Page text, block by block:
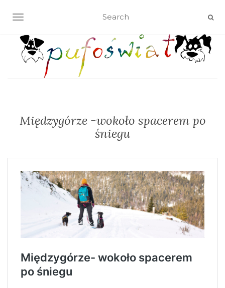
TOGGLE NAVIGATION
Międzygórze -wokoło spacerem po
śniegu